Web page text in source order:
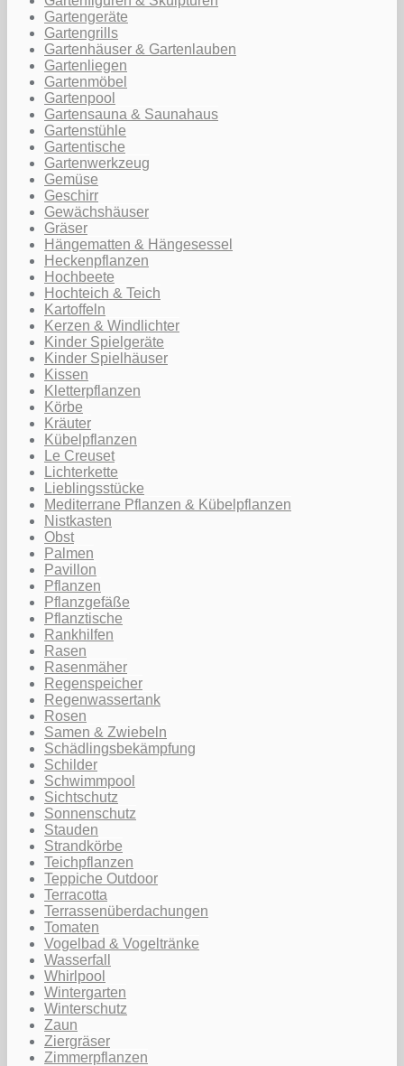
Gartengeräte
Gartengrills
Gartenhäuser & Gartenlauben
Gartenliegen
Gartenmöbel
Gartenpool
Gartensauna & Saunahaus
Gartenstühle
Gartentische
Gartenwerkzeug
Gemüse
Geschirr
Gewächshäuser
Gräser
Hängematten & Hängesessel
Heckenpflanzen
Hochbeete
Hochteich & Teich
Kartoffeln
Kerzen & Windlichter
Kinder Spielgeräte
Kinder Spielhäuser
Kissen
Kletterpflanzen
Körbe
Kräuter
Kübelpflanzen
Le Creuset
Lichterkette
Lieblingsstücke
Mediterrane Pflanzen & Kübelpflanzen
Nistkasten
Obst
Palmen
Pavillon
Pflanzen
Pflanzgefäße
Pflanztische
Rankhilfen
Rasen
Rasenmäher
Regenspeicher
Regenwassertank
Rosen
Samen & Zwiebeln
Schädlingsbekämpfung
Schilder
Schwimmpool
Sichtschutz
Sonnenschutz
Stauden
Strandkörbe
Teichpflanzen
Teppiche Outdoor
Terracotta
Terrassenüberdachungen
Tomaten
Vogelbad & Vogeltränke
Wasserfall
Whirlpool
Wintergarten
Winterschutz
Zaun
Ziergräser
Zimmerpflanzen